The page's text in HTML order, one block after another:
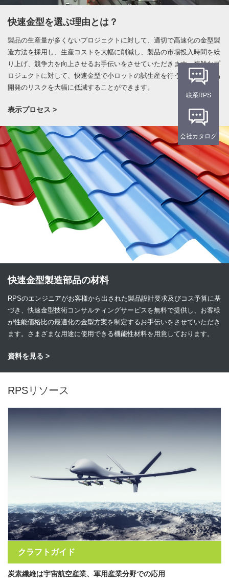
快速金型を選ぶ理由とは？
製品の生産量が多くないプロジェクトに対して、適切で高速化の金型製
造方法を採用し、生産コストを大幅に削減し、製品の市場投入時間を繰
り上げ、競争力を向上させるお手伝いをさせていただきます。複雑なプ
ロジェクトに対して、快速金型で小ロットの試生産を行うことで、製品
開発のリスクを大幅に低減することができます。
表示プロセス >
快速金型製造部品の材料
RPSのエンジニアがお客様から出された製品設計要求及びコス予算に基
づき、快速金型技術コンサルティングサービスを無料で提供し、お客様
が性能価格比の最適化の金型方案を制定するお手伝いをさせていただき
ます。さまざまな用途に使用できる機能性材料を用意しております。
資料を見る >
RPSリソース
クラフトガイド
炭素繊維は宇宙航空産業、軍用産業分野での応用
联系RPS
会社カタログ